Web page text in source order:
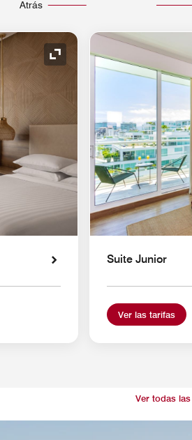
Atrás
Icono de expansión
Suite Junior
Ver las tarifas
Ver todas